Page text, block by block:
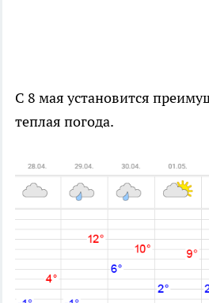
С 8 мая установится
теплая погода.